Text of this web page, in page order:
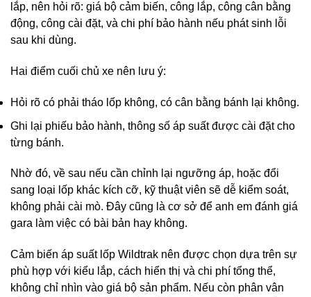
lắp, nên hỏi rõ: giá bộ cảm biến, công lắp, công cân bằng
động, công cài đặt, và chi phí bảo hành nếu phát sinh lỗi
sau khi dùng.
Hai điểm cuối chủ xe nên lưu ý:
Hỏi rõ có phải tháo lốp không, có cân bằng bánh lại không.
Ghi lại phiếu bảo hành, thông số áp suất được cài đặt cho
từng bánh.
Nhờ đó, về sau nếu cần chỉnh lại ngưỡng áp, hoặc đổi
sang loại lốp khác kích cỡ, kỹ thuật viên sẽ dễ kiểm soát,
không phải cài mò. Đây cũng là cơ sở để anh em đánh giá
gara làm việc có bài bản hay không.
Cảm biến áp suất lốp Wildtrak nên được chọn dựa trên sự
phù hợp với kiểu lắp, cách hiển thị và chi phí tổng thể,
không chỉ nhìn vào giá bộ sản phẩm. Nếu còn phân vân